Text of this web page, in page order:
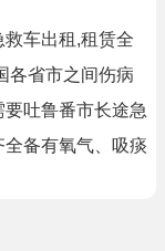
车出租,租赁全
各省市之间伤病
吐鲁番市长途急
备有氧气、吸痰